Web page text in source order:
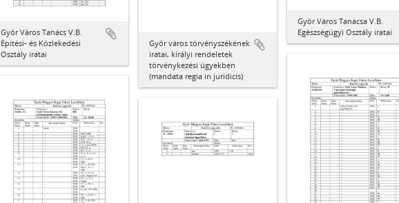
Győr Város Tanácsa V.B.
Egészségügyi Osztály iratai
Győr Város Tanács V.B.
Építési- és Közlekedési
Osztály iratai
Győr város törvényszékének
iratai, királyi rendeletek
törvénykezési ügyekben
(mandata regia in juridicis)